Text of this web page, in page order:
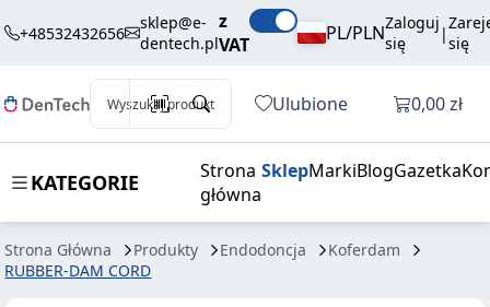
+48532432656
sklep@e-
dentech.pl
z
VAT
PL/PLNZaloguj
się
|się
Wyszukaj produkt Ulubione Otwórz
0,00 zł
KATEGORIE
Strona
główna
SklepMarkiBlogGazetka
Strona Główna Produkty Endodoncja
Koferdam
RUBBER-DAM CORD
CORD
brutto / szt.